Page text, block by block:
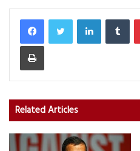
LinkedIn
Print
Related Articles